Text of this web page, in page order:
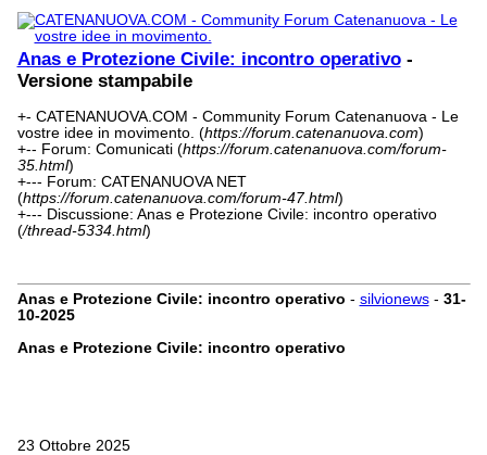
Anas e Protezione Civile: incontro operativo-
Versione stampabile
+- CATENANUOVA.COM - Community Forum Catenanuova - Le
vostre idee in movimento. (https://forum.catenanuova.com)
+-- Forum: Comunicati (https://forum.catenanuova.com/forum-
35.html)
+--- Forum: CATENANUOVA NET
(https://forum.catenanuova.com/forum-47.html)
+--- Discussione: Anas e Protezione Civile: incontro operativo
(/thread-5334.html)
Anas e Protezione Civile: incontro operativo - silvionews- 31-
10-2025
Anas e Protezione Civile: incontro operativo
23 Ottobre 2025